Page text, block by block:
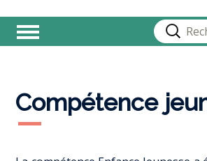
Compétence